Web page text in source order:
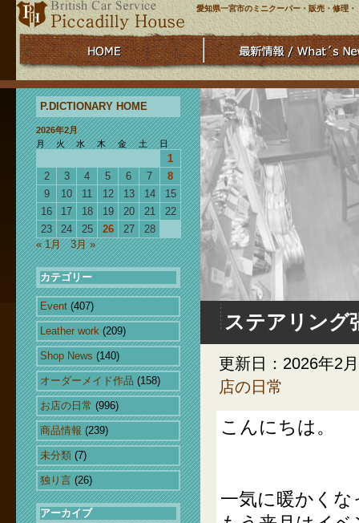
愛知県一宮市のミニクーパー・販売・修理
P.DICTIONARY HOME
2026年2月
月
火 水 木 金 土 日
1
2
3 4 5 6 7
8
9
10 11 12 13 14
15
16
17 18 19 20 21
22
23
24 25 26 27
28
« 1月
3月 »
カテゴリー
Event (407)
Leather work (209)
Shop News (140)
オーダーメイド作品 (158)
お店の日常 (996)
商品情報 (239)
未分類 (7)
独り言 (26)
アーカイブ
ステアリング
更新日：2026年2
店の日常
こんにちは。
一気に暖かく